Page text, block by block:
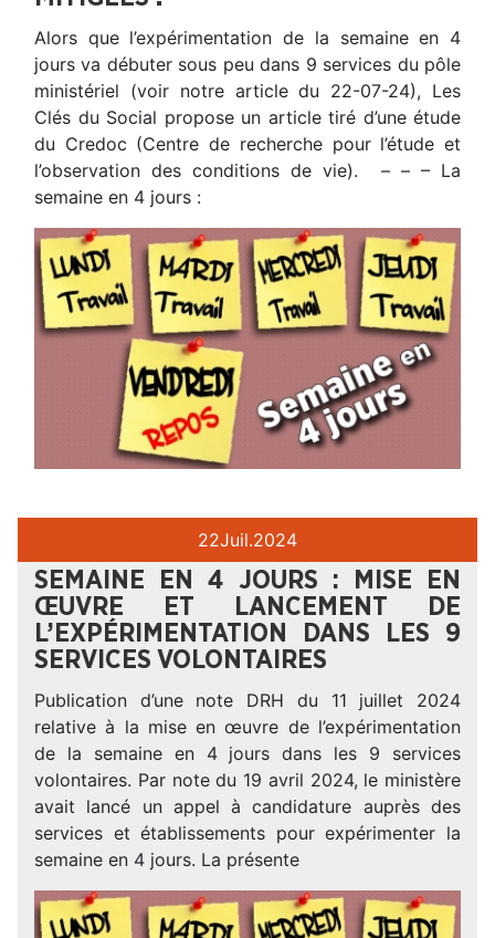
Alors que l’expérimentation de la semaine en 4
jours va débuter sous peu dans 9 services du pôle
ministériel (voir notre article du 22-07-24), Les
Clés du Social propose un article tiré d’une étude
du Credoc (Centre de recherche pour l’étude et
l’observation des conditions de vie). – – – La
semaine en 4 jours :
22Juil.2024
SEMAINE EN 4 JOURS : MISE EN
ŒUVRE ET LANCEMENT DE
L’EXPÉRIMENTATION DANS LES 9
SERVICES VOLONTAIRES
Publication d’une note DRH du 11 juillet 2024
relative à la mise en œuvre de l’expérimentation
de la semaine en 4 jours dans les 9 services
volontaires. Par note du 19 avril 2024, le ministère
avait lancé un appel à candidature auprès des
services et établissements pour expérimenter la
semaine en 4 jours. La présente